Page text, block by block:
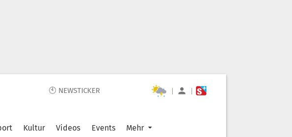
🕙 NEWSTICKER | |
Kultur Videos Events Mehr